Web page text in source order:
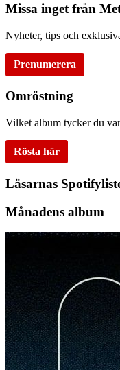
Missa inget från
Nyheter, tips och
Prenumerera
Omröstning
Vilket album tycker du
Rösta här
Läsarnas
Månadens album